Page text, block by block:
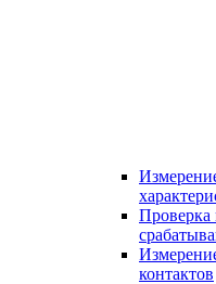
Проверка
контактов